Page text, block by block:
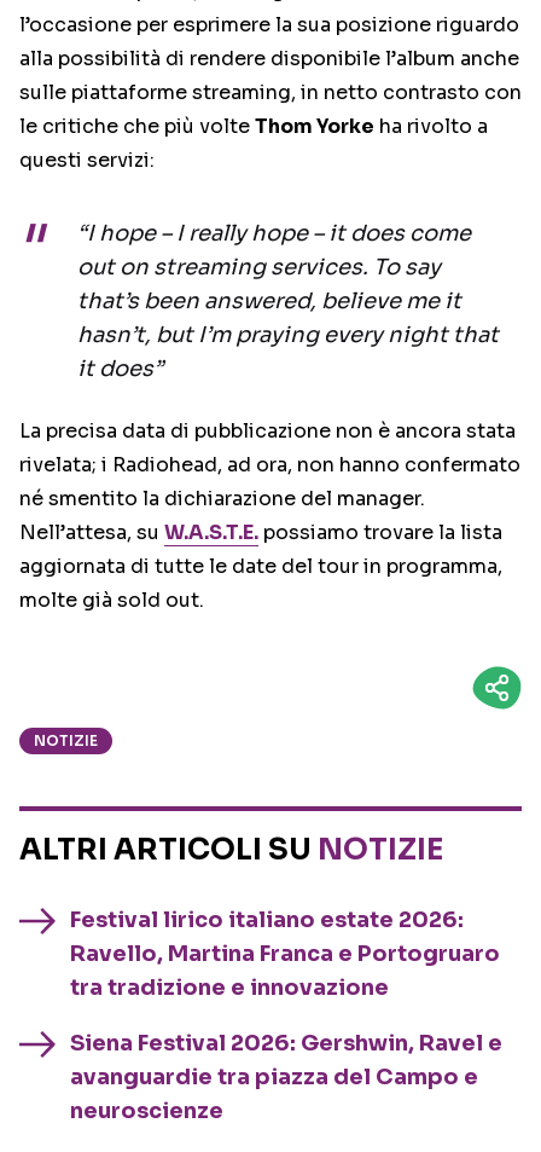
l’occasione per esprimere la sua posizione riguardo
alla possibilità di rendere disponibile l’album anche
sulle piattaforme streaming, in netto contrasto con
le critiche che più volteThom Yorke ha rivolto a
questi servizi:
“I hope – I really hope – it does come
out on streaming services. To say
that’s been answered, believe me it
hasn’t, but I’m praying every night that
it does”
La precisa data di pubblicazione non è ancora stata
rivelata; i Radiohead, ad ora, non hanno confermato
né smentito la dichiarazione del manager.
Nell’attesa, su W.A.S.T.E. possiamo trovare la lista
aggiornata di tutte le date del tour in programma,
molte già sold out.
NOTIZIE
ALTRI ARTICOLI SU NOTIZIE
Festival lirico italiano estate 2026:
Ravello, Martina Franca e Portogruaro
tra tradizione e innovazione
Siena Festival 2026: Gershwin, Ravel e
avanguardie tra piazza del Campo e
neuroscienze